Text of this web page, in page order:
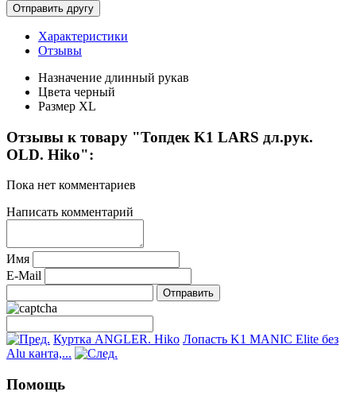
Характеристики
Отзывы
Назначение длинный рукав
Цвета черный
Размер XL
Отзывы к товару "Топдек K1 LARS дл.рук.
OLD. Hiko":
Пока нет комментариев
Написать комментарий
Имя
E-Mail
Куртка ANGLER. Hiko Лопасть K1 MANIC Elite без
Alu канта,...
Помощь